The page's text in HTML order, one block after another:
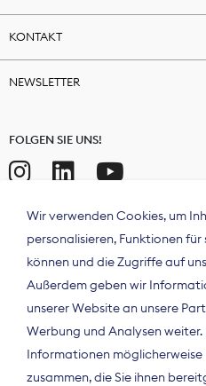
KONTAKT
NEWSLETTER
FOLGEN SIE UNS!
Wir verwenden Cookies, um
personalisieren, Funktionen
können und die Zugriffe auf
Außerdem geben wir
unserer Website an unsere
Werbung und Analysen
Informationen
zusammen, die Sie ihnen